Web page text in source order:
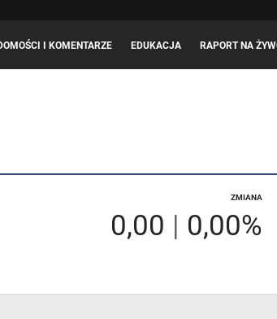
I KOMENTARZE EDUKACJA RAPORT NA
ZMIANA
0,00 | 0,00%